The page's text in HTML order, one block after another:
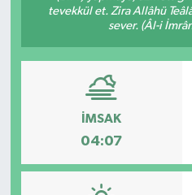
tevekkül et. Zira Allâhü
sever. (Âl-i
İMSAK
04:07
ÖZEL HABER
RESMİ REKLAM